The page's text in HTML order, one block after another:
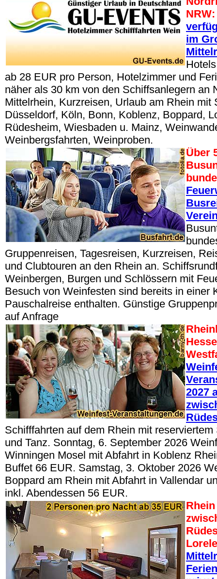
NRW:
im
ab 28 EUR pro Person, Hotelzimmer und
näher als 30 km von den Schiffsanlegern an
Mittelrhein, Kurzreisen, Urlaub am Rhein mit
Düsseldorf, Köln, Bonn, Koblenz, Boppard,
Rüdesheim, Wiesbaden u. Mainz,
Weinbergsfahrten, Weinproben.
Über
Gruppenreisen, Tagesreisen, Kurzreisen,
und Clubtouren an den Rhein an.
Weinbergen, Burgen und Schlössern mit
Besuch von Weinfesten sind bereits in einer
Pauschalreise enthalten. Günstige
auf Anfrage
2027
Schifffahrten auf dem Rhein mit
und Tanz. Sonntag, 6. September 2026
Winningen Mosel mit Abfahrt in Koblenz
Buffet 66 EUR. Samstag, 3. Oktober 2026
Boppard am Rhein mit Abfahrt in Vallendar
inkl. Abendessen 56 EUR.